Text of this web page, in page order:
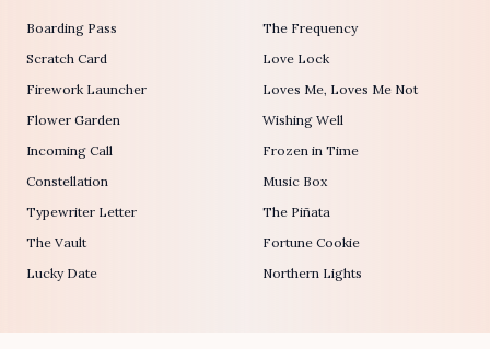
Boarding Pass
Scratch Card
Firework Launcher
Flower Garden
Incoming Call
Constellation
Typewriter Letter
The Vault
Lucky Date
The Frequency
Love Lock
Loves Me, Loves Me Not
Wishing Well
Frozen in Time
Music Box
The Piñata
Fortune Cookie
Northern Lights